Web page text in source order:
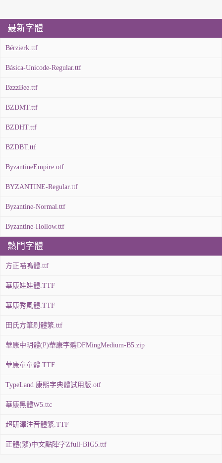
最新字體
Bérzierk.ttf
Básica-Unicode-Regular.ttf
BzzzBee.ttf
BZDMT.ttf
BZDHT.ttf
BZDBT.ttf
ByzantineEmpire.otf
BYZANTINE-Regular.ttf
Byzantine-Normal.ttf
Byzantine-Hollow.ttf
熱門字體
方正喵嗚體.ttf
華康娃娃體.TTF
華康秀風體.TTF
田氏方筆刷體繁.ttf
華康中明體(P)華康字體DFMingMedium-B5.zip
華康童童體.TTF
TypeLand 康熙字典體試用版.otf
華康黑體W5.ttc
超研澤注音體繁.TTF
正體(繁)中文點陣字Zfull-BIG5.ttf